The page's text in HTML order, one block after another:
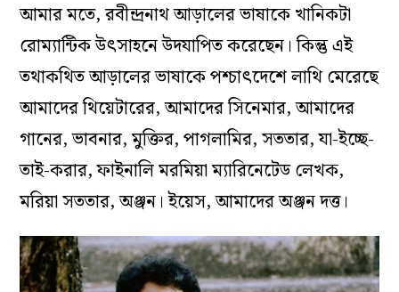
আমার মতে, রবীন্দ্রনাথ আড়ালের ভাষাকে খানিকটা
রোম্যান্টিক উৎসাহনে উদযাপিত করেছেন। কিন্তু এই
তথাকথিত আড়ালের ভাষাকে পশ্চাৎদেশে লাথি মেরেছে
আমাদের থিয়েটারের, আমাদের সিনেমার, আমাদের
গানের, ভাবনার, মুক্তির, পাগলামির, সততার, যা-ইচ্ছে-
তাই-করার, ফাইনালি মরমিয়া ম্যারিনেটেড লেখক,
মরিয়া সততার, অঞ্জন। ইয়েস, আমাদের অঞ্জন দত্ত।